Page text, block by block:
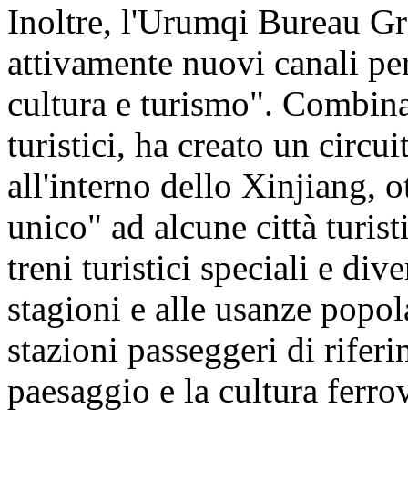
Inoltre, l'Urumqi Bureau
attivamente nuovi canali
cultura e turismo".
turistici, ha creato un
all'interno dello Xinjiang,
unico" ad alcune città
treni turistici speciali e
stagioni e alle usanze
stazioni passeggeri di
paesaggio e la cultura